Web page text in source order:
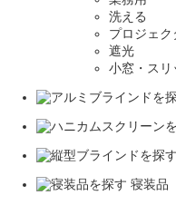
洗える
プロジェ
遮光
小窓・スリ
寝装品